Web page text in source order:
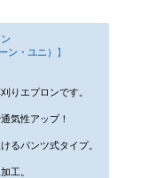
・ユニ） 】
りエプロンです。
気性アップ！
るパンツ式タイプ。
工。